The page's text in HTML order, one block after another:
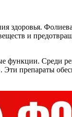
и
функции. Среди
препараты